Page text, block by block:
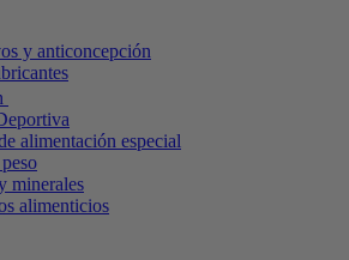
y anticoncepción
alimentación especial
minerales
alimenticios